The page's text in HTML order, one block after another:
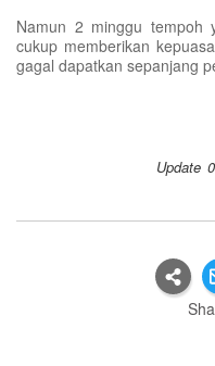
Namun 2 minggu tempoh
cukup memberikan
gagal dapatkan sepanjang
Update